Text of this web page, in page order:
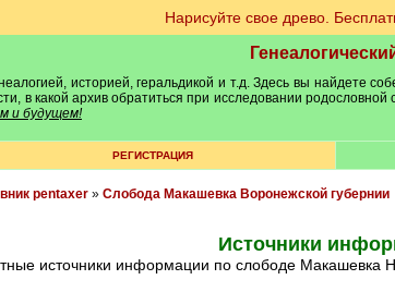
Нарисуйте свое древо.
историей, геральдикой и т.д. Здесь вы найдете
в какой архив обратиться при исследовании
и будущем!
РЕГИСТРАЦИЯ
pentaxer» Слобода Макашевка Воронежской губернии
Источники
источники информации по слободе Макашевка